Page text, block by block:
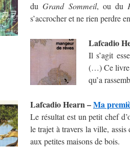
duGrand Sommeil, ou du
s’accrocher et ne rien perdre
Lafcadio
Il s’agit
(…) Ce livre
qu’a
Lafcadio Hearn –Ma
Le résultat est un petit chef
le trajet à travers la ville, assis
aux petites maisons de bois.